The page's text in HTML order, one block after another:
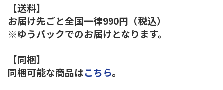
【送料】
お届け先ごと全国一律990円（税込）
※ゆうパックでのお届けとなります。
【同梱】
同梱可能な商品はこちら。